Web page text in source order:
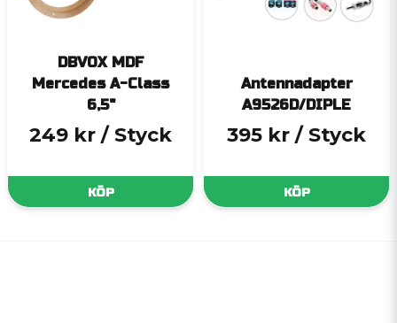
DBVOX MDF
Mercedes A-Class
6,5"
249 kr / Styck
KÖP
Antennadapter
A9526D/DIPLE
395 kr / Styck
KÖP